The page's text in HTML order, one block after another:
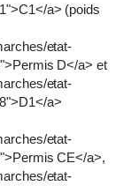
a> (poids
etat-
D</a> et
etat-
a>
etat-
CE</a>,
etat-